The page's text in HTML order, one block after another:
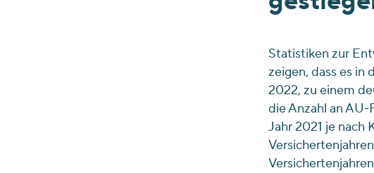
Statistiken zur
zeigen, dass es in
2022, zu einem
die Anzahl an
Jahr 2021 je nach